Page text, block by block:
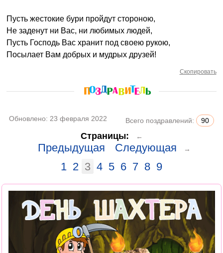
Пусть жестокие бури пройдут стороною,
Не заденут ни Вас, ни любимых людей,
Пусть Господь Вас хранит под своею рукою,
Посылает Вам добрых и мудрых друзей!
Скопировать
Обновлено: 23 февраля 2022 Всего поздравлений: 90
Страницы: ←
Предыдущая Следующая →
1 2 3 4 5 6 7 8 9